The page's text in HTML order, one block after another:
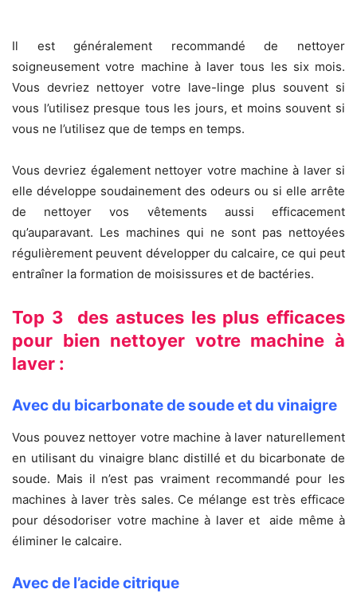
Il est généralement recommandé de nettoyer
soigneusement votre machine à laver tous les six mois.
Vous devriez nettoyer votre lave-linge plus souvent si
vous l’utilisez presque tous les jours, et moins souvent si
vous ne l’utilisez que de temps en temps.
Vous devriez également nettoyer votre machine à laver si
elle développe soudainement des odeurs ou si elle arrête
de nettoyer vos vêtements aussi efficacement
qu’auparavant. Les machines qui ne sont pas nettoyées
régulièrement peuvent développer du calcaire, ce qui peut
entraîner la formation de moisissures et de bactéries.
Top 3 des astuces les plus efficaces
pour bien nettoyer votre machine à
laver :
Avec du bicarbonate de soude et du vinaigre
Vous pouvez nettoyer votre machine à laver naturellement
en utilisant du vinaigre blanc distillé et du bicarbonate de
soude. Mais il n’est pas vraiment recommandé pour les
machines à laver très sales. Ce mélange est très efficace
pour désodoriser votre machine à laver et aide même à
éliminer le calcaire.
Avec de l’acide citrique